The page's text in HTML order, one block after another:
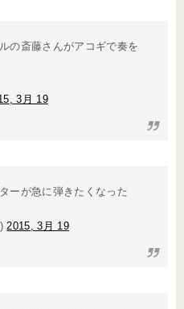
の斎藤さんがアコギで奏を
3月 19
ーが急に弾きたくなった
2015, 3月 19